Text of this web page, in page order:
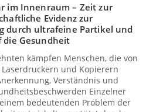
im Innenraum – Zeit zur
Evidenz zur
durch ultrafeine Partikel und
die Gesundheit
kämpfen Menschen, die von
und Kopierern
Verständnis und
Einzelner
bedeutenden Problem der